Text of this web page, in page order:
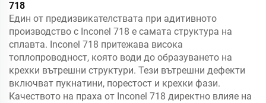
718
Един от предизвикателствата при адитивното
производство с Inconel 718 е самата структура на
сплавта. Inconel 718 притежава висока
топлопроводност, която води до образуването на
крехки вътрешни структури. Тези вътрешни дефекти
включват пукнатини, порестост и крехки фази.
Качеството на праха от Inconel 718 директно влияе на